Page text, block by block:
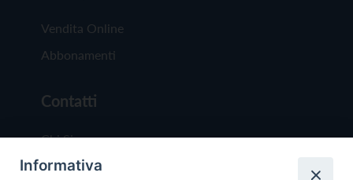
Vendita Online
Abbonamenti
Contatti
Chi Siamo
Redazione
Informativa